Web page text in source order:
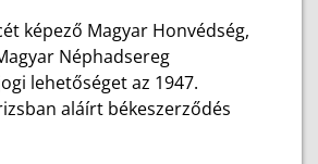
képező Magyar Honvédség,
Néphadsereg
lehetőséget az 1947.
aláírt békeszerződés